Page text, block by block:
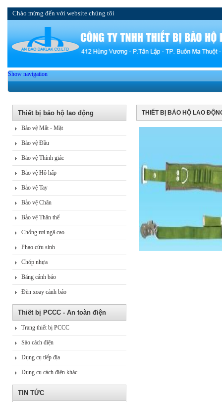
Chào mừng đến với website chúng tôi
Show navigation
Thiết bị bảo hộ lao động
Bảo vệ Mắt - Mặt
Bảo vệ Đầu
Bảo vệ Thính giác
Bảo vệ Hô hấp
Bảo vệ Tay
Bảo vệ Chân
Bảo vệ Thân thể
Chống rơi ngã cao
Phao cứu sinh
Chóp nhựa
Băng cảnh báo
Đèn xoay cảnh báo
Thiết bị PCCC - An toàn điện
Trang thiết bị PCCC
Sào cách điện
Dụng cụ tiếp địa
Dụng cụ cách điện khác
TIN TỨC
THIẾT BỊ BẢO HỘ LAO